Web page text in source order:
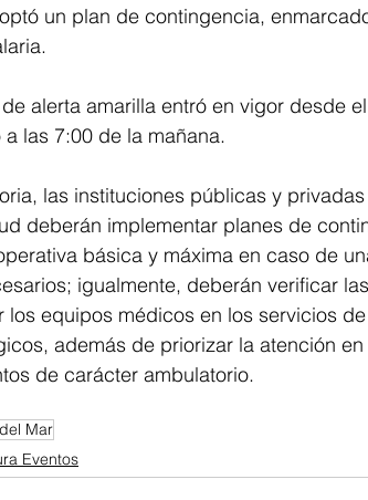
un plan de contingencia,
alerta amarilla entró en vigor desde
las 7:00 de la mañana.
las instituciones públicas y
deberán implementar planes de
básica y máxima en caso de
igualmente, deberán verificar
los equipos médicos en los servicios
además de priorizar la atención
de carácter ambulatorio.
Mar
Eventos